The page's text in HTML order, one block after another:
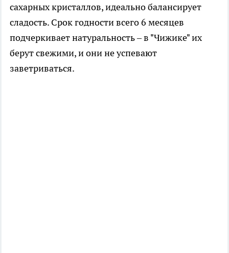
сахарных кристаллов, идеально балансирует
сладость. Срок годности всего 6 месяцев
подчеркивает натуральность – в "Чижике" их
берут свежими, и они не успевают
заветриваться.